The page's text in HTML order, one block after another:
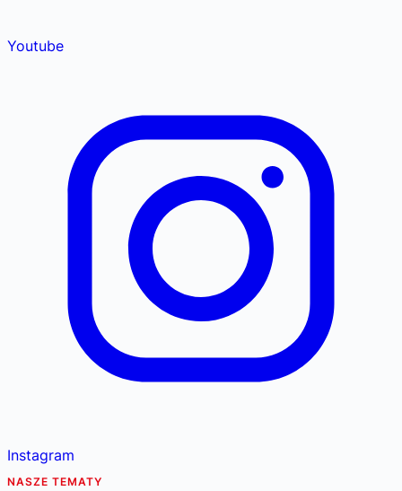
Youtube
Instagram
NASZE TEMATY